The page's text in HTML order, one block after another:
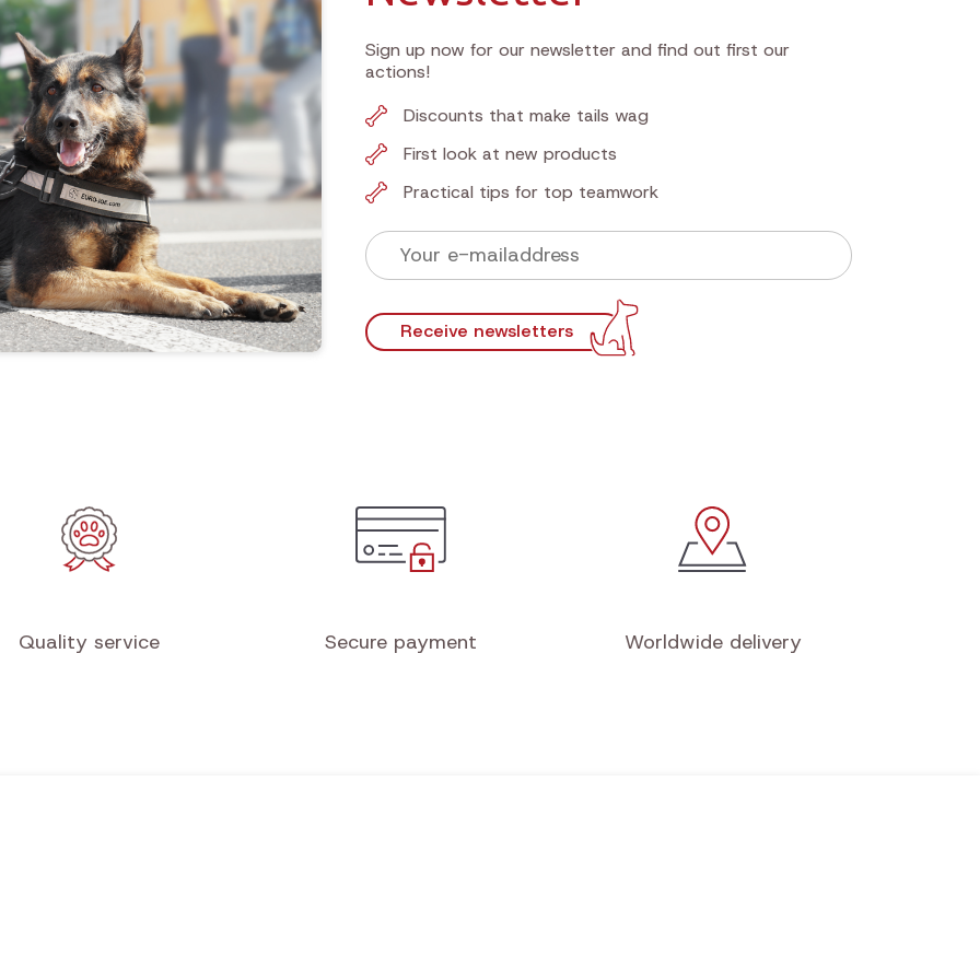
Sign up now for our newsletter and find out first our
actions!
Discounts that make tails wag
First look at new products
Practical tips for top teamwork
Receive newsletters
Quality service Secure payment Worldwide delivery